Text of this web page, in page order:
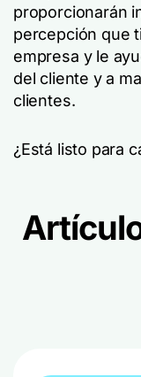
proporcionarán
percepción que
empresa y le
del cliente y a
clientes.
¿Está listo para